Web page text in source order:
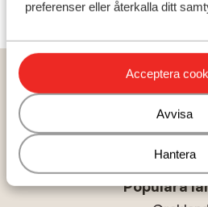
preferenser eller återkalla ditt
Acceptera
Avvisa
Hantera
Hem Italien
Dubrovnik
Hotel Uvala
Populära